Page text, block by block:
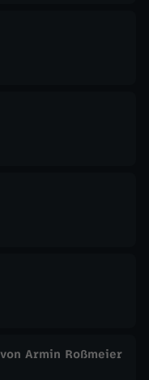
Armin Roßmeier